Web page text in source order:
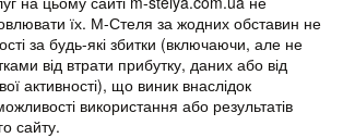
їх. М-Стеля за жодних обставин не
за будь-які збитки (включаючи, але не
від втрати прибутку, даних або від
активності), що виник внаслідок
використання або результатів
сайту.